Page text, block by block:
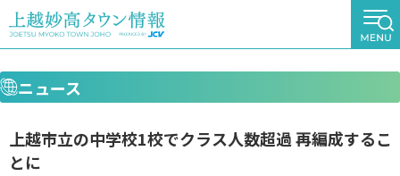
ニュース
上越市立の中学校1校でクラス人数超過 再編成するこ
とに